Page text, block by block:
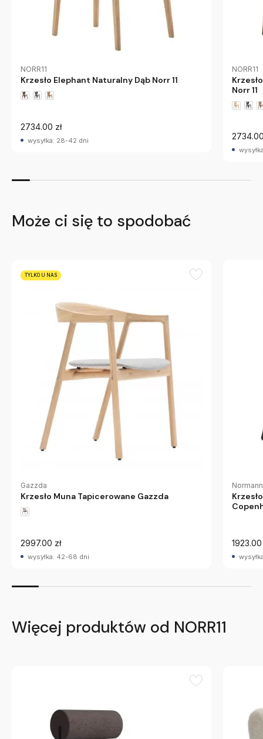
NORR11
Krzesło Elephant Naturalny Dąb Norr 11
2734.00 zł
wysyłka: 28-42 dni
NORR11
Norr 11
Może ci się to spodobać
TYLKO U NAS
Gazzda
Krzesło Muna Tapicerowane Gazzda
2997.00 zł
wysyłka: 42-68 dni
1923.00
Więcej produktów od NORR11